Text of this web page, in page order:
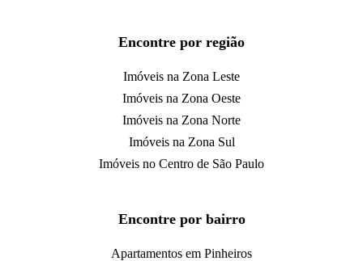
Encontre por região
Imóveis na Zona Leste
Imóveis na Zona Oeste
Imóveis na Zona Norte
Imóveis na Zona Sul
Imóveis no Centro de São Paulo
Encontre por bairro
Apartamentos em Pinheiros